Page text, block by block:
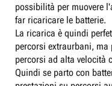
possibilità per muovere
far ricaricare le batterie.
La ricarica è quindi
percorsi extraurbani,
percorsi ad alta velocità
Quindi se parto con